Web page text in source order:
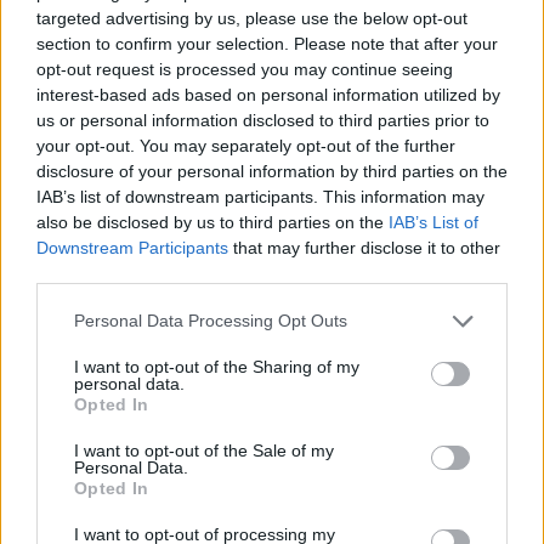
targeted advertising by us, please use the below opt-out
section to confirm your selection. Please note that after your
opt-out request is processed you may continue seeing
interest-based ads based on personal information utilized by
us or personal information disclosed to third parties prior to
your opt-out. You may separately opt-out of the further
disclosure of your personal information by third parties on the
IAB’s list of downstream participants. This information may
also be disclosed by us to third parties on the IAB’s List of
Downstream Participants that may further disclose it to other
Personal Data Processing Opt Outs
I want to opt-out of the Sharing of my
personal data.
Opted In
I want to opt-out of the Sale of my
Personal Data.
Opted In
I want to opt-out of processing my
mbrojtjes ajrore: Raketa
që vjen drejt nesh vret
njerëz
ndryshon qëndrimin, nuk
do ta njohë Kosovën
Britania përballet me valën
shkojnë në 36°C
Tensionet për emigrantët
kontrollet në kufi
Shpërthen një dron i
Turqia vendos kufizime